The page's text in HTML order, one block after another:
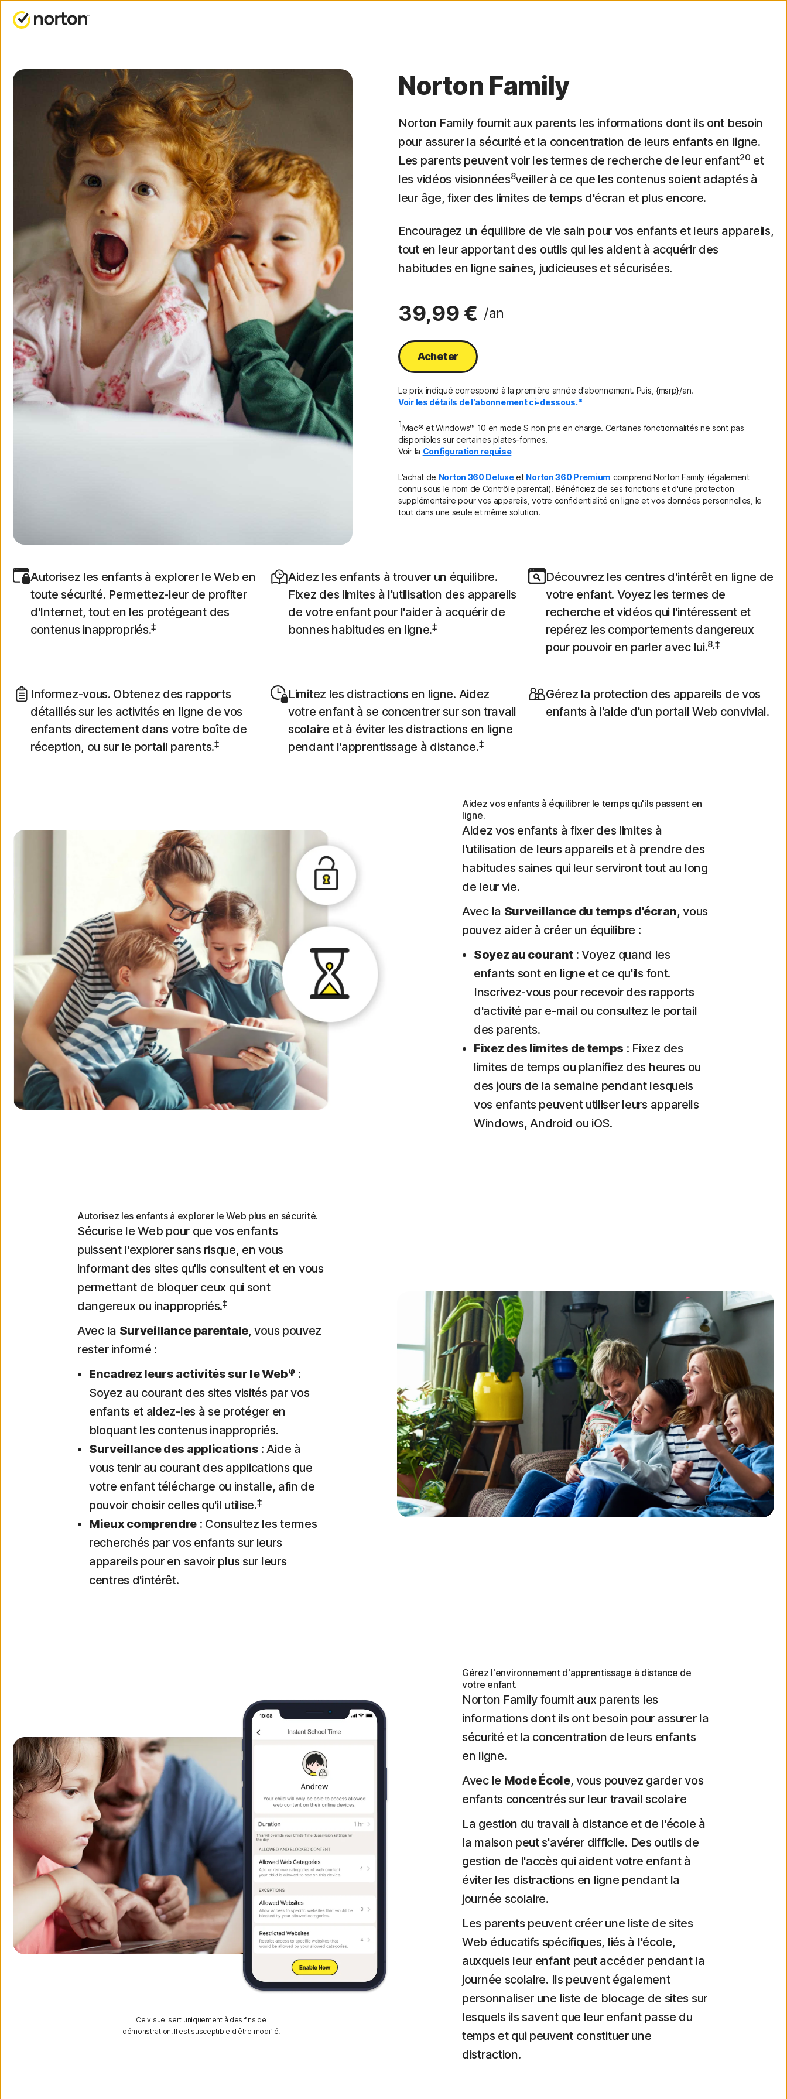
Norton Family
Norton Family fournit aux parents les informations dont ils ont besoin
pour assurer la sécurité et la concentration de leurs enfants en ligne.
Les parents peuvent voir les termes de recherche de leur enfant20 et
les vidéos visionnées8veiller à ce que les contenus soient adaptés à
leur âge, fixer des limites de temps d'écran et plus encore.
Encouragez un équilibre de vie sain pour vos enfants et leurs appareils,
tout en leur apportant des outils qui les aident à acquérir des
habitudes en ligne saines, judicieuses et sécurisées.
39,99 € /an
Acheter
Le prix indiqué correspond à la première année d'abonnement. Puis, {msrp}/an.
Voir les détails de l'abonnement ci-dessous.*
1Mac® et Windows™ 10 en mode S non pris en charge. Certaines fonctionnalités ne sont pas
disponibles sur certaines plates-formes.
Voir la Configuration requise
L'achat de Norton 360 Deluxeet Norton 360 Premium comprend Norton Family (également
connu sous le nom de Contrôle parental). Bénéficiez de ses fonctions et d'une protection
supplémentaire pour vos appareils, votre confidentialité en ligne et vos données personnelles, le
tout dans une seule et même solution.
Autorisez les enfants à explorer le Web en
toute sécurité. Permettez-leur de profiter
d'Internet, tout en les protégeant des
contenus inappropriés.‡
Aidez les enfants à trouver un équilibre.
Fixez des limites à l'utilisation des appareils
de votre enfant pour l'aider à acquérir de
bonnes habitudes en ligne.‡
Découvrez les centres d'intérêt en ligne de
votre enfant. Voyez les termes de
recherche et vidéos qui l'intéressent et
repérez les comportements dangereux
pour pouvoir en parler avec lui.8,‡
Informez-vous. Obtenez des rapports
détaillés sur les activités en ligne de vos
enfants directement dans votre boîte de
réception, ou sur le portail parents.‡
Limitez les distractions en ligne. Aidez
votre enfant à se concentrer sur son travail
scolaire et à éviter les distractions en ligne
pendant l'apprentissage à distance.‡
Gérez la protection des appareils de vos
enfants à l'aide d'un portail Web convivial.
Aidez vos enfants à équilibrer le temps qu'ils passent en
ligne.
Aidez vos enfants à fixer des limites à
l'utilisation de leurs appareils et à prendre des
habitudes saines qui leur serviront tout au long
de leur vie.
Avec la Surveillance du temps d'écran, vous
pouvez aider à créer un équilibre :
Soyez au courant : Voyez quand les
enfants sont en ligne et ce qu'ils font.
Inscrivez-vous pour recevoir des rapports
d'activité par e-mail ou consultez le portail
des parents.
Fixez des limites de temps : Fixez des
limites de temps ou planifiez des heures ou
des jours de la semaine pendant lesquels
vos enfants peuvent utiliser leurs appareils
Windows, Android ou iOS.
Autorisez les enfants à explorer le Web plus en sécurité.
Sécurise le Web pour que vos enfants
puissent l'explorer sans risque, en vous
informant des sites qu'ils consultent et en vous
permettant de bloquer ceux qui sont
dangereux ou inappropriés.‡
Avec la Surveillance parentale, vous pouvez
rester informé :
Encadrez leurs activités sur le Webφ :
Soyez au courant des sites visités par vos
enfants et aidez-les à se protéger en
bloquant les contenus inappropriés.
Surveillance des applications : Aide à
vous tenir au courant des applications que
votre enfant télécharge ou installe, afin de
pouvoir choisir celles qu'il utilise.‡
Mieux comprendre : Consultez les termes
recherchés par vos enfants sur leurs
appareils pour en savoir plus sur leurs
centres d'intérêt.
Ce visuel sert uniquement à des fins de
démonstration. Il est susceptible d'être modifié.
Gérez l'environnement d'apprentissage à distance de
votre enfant.
Norton Family fournit aux parents les
informations dont ils ont besoin pour assurer la
sécurité et la concentration de leurs enfants
en ligne.
Avec le Mode École, vous pouvez garder vos
enfants concentrés sur leur travail scolaire
La gestion du travail à distance et de l'école à
la maison peut s'avérer difficile. Des outils de
gestion de l'accès qui aident votre enfant à
éviter les distractions en ligne pendant la
journée scolaire.
Les parents peuvent créer une liste de sites
Web éducatifs spécifiques, liés à l'école,
auxquels leur enfant peut accéder pendant la
journée scolaire. Ils peuvent également
personnaliser une liste de blocage de sites sur
lesquels ils savent que leur enfant passe du
temps et qui peuvent constituer une
distraction.